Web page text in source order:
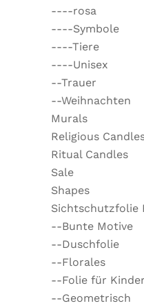
----rosa
----Symbole
----Tiere
----Unisex
--Trauer
--Weihnachten
Murals
Religious
Ritual Candles
Sale
Shapes
Sichtschutzfolie
--Bunte Motive
--Duschfolie
--Florales
--Folie für
--Geometrisch